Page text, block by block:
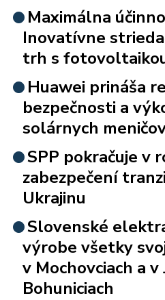
Maximálna
Inovatívne
trh s
Huawei prináša
bezpečnosti a
solárnych
SPP pokračuje v
zabezpečení
Ukrajinu
Slovenské
výrobe všetky
v Mochovciach a
Bohuniciach